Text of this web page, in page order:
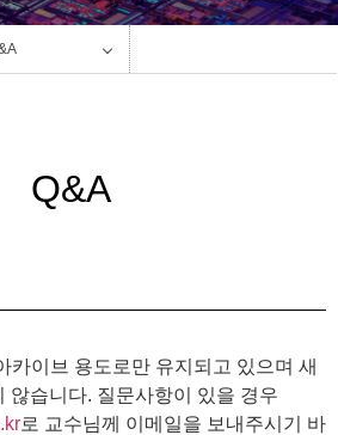
Q&A
카이브 용도로만 유지되고 있으며 새
않습니다. 질문사항이 있을 경우
로 교수님께 이메일을 보내주시기 바